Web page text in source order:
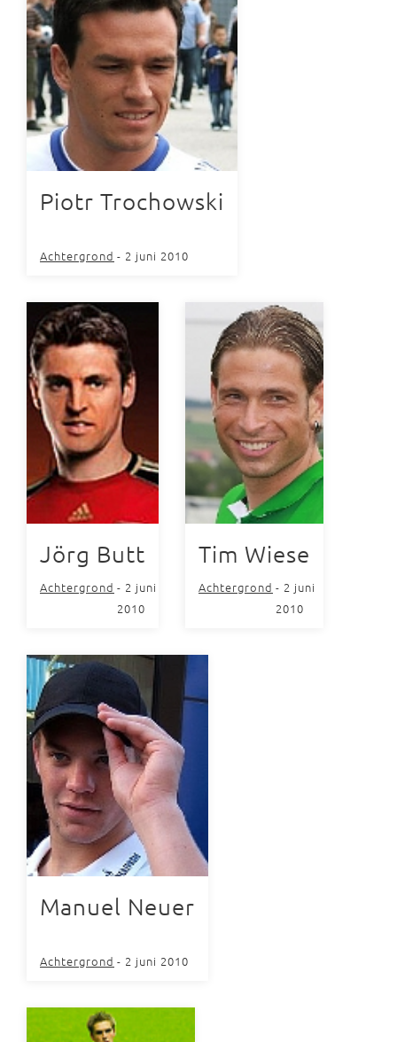
Piotr Trochowski
Achtergrond - 2 juni 2010
Jörg Butt
Achtergrond - 2 juni
2010
Tim Wiese
Achtergrond - 2 juni
2010
Manuel Neuer
Achtergrond - 2 juni 2010